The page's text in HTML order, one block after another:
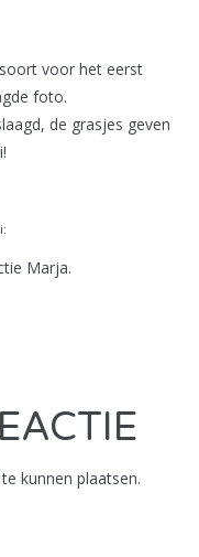
voor het eerst
foto.
de grasjes geven
Marja.
kunnen plaatsen.